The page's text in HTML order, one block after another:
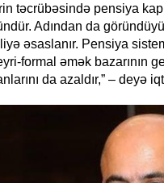
təcrübəsində pensiya
Adından da
əsaslanır. Pensiya
formal əmək bazarının
da azaldır,” – deyə